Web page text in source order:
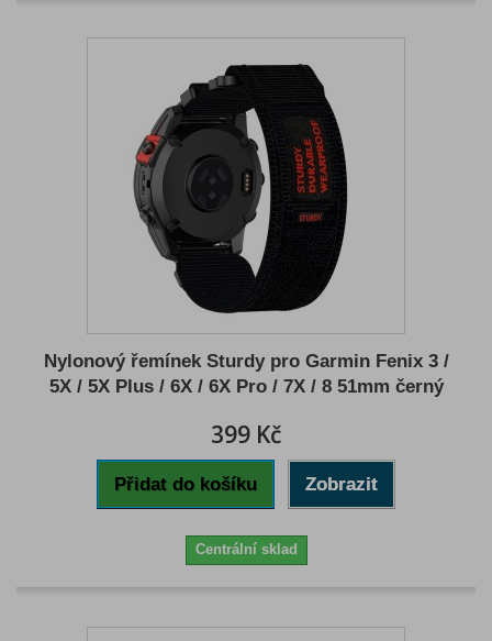
Nylonový řemínek Sturdy pro Garmin Fenix 3 /
5X / 5X Plus / 6X / 6X Pro / 7X / 8 51mm černý
399 Kč
Přidat do košíku Zobrazit
Centrální sklad